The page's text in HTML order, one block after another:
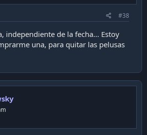
#38
independiente de la fecha... Estoy
una, para quitar las pelusas